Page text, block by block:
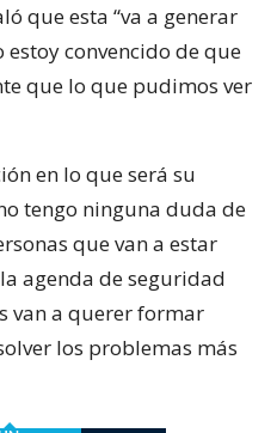
que esta “va a generar
estoy convencido de que
que lo que pudimos ver
en lo que será su
tengo ninguna duda de
que van a estar
agenda de seguridad
van a querer formar
los problemas más